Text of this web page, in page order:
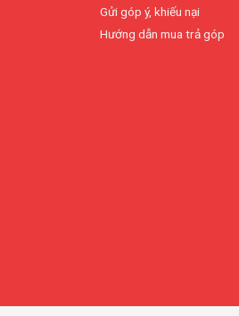
Gửi góp ý, khiếu nại
Hướng dẫn mua trả góp